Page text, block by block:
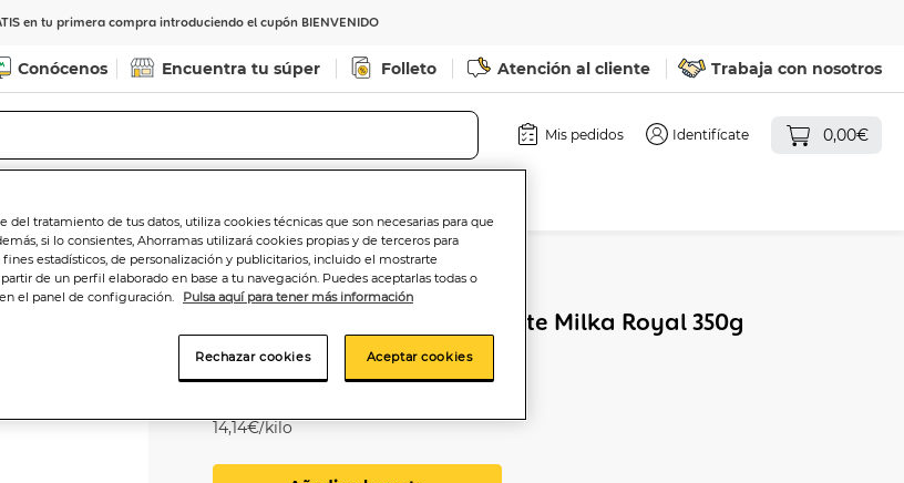
en tu primera compra introduciendo el cupón BIENVENIDO
Conócenos Encuentra tu súper Folleto Atención al cliente Trabaja con nosotros
Mis pedidos Identifícate 0,00€
Preparado de tarta chocolate Milka Royal 350g
14,14€/kilo
del tratamiento de tus datos, utiliza cookies técnicas que son necesarias para que
si lo consientes, Ahorramas utilizará cookies propias y de terceros para
estadísticos, de personalización y publicitarios, incluido el mostrarte
de un perfil elaborado en base a tu navegación. Puedes aceptarlas todas o
el panel de configuración.
Pulsa aquí para tener más información
Rechazar cookies Aceptar cookies